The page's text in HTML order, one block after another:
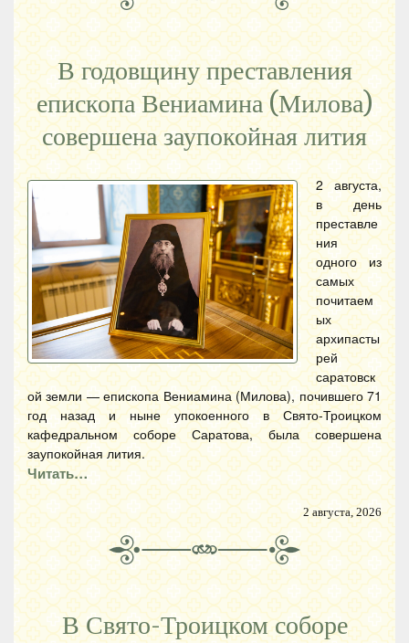
В годовщину преставления
епископа Вениамина (Милова)
совершена заупокойная лития
2 августа,
в день
преставле
ния
одного из
самых
почитаем
ых
архипасты
рей
саратовск
ой земли — епископа Вениамина (Милова), почившего 71
год назад и ныне упокоенного в Свято-Троицком
кафедральном соборе Саратова, была совершена
заупокойная лития.
Читать…
2 августа, 2026
В Свято-Троицком соборе